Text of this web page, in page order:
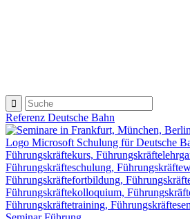
Referenz Deutsche Bahn